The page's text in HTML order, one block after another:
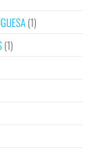
(1)
(1)